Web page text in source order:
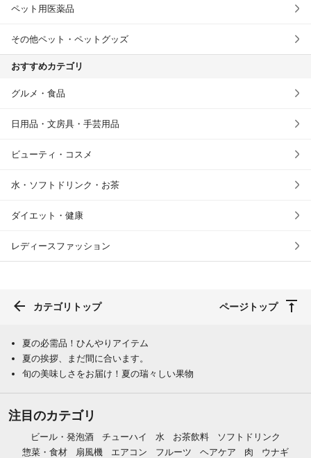
ペット用医薬品
その他ペット・ペットグッズ
おすすめカテゴリ
グルメ・食品
日用品・文房具・手芸用品
ビューティ・コスメ
水・ソフトドリンク・お茶
ダイエット・健康
レディースファッション
カテゴリトップ ページトップ
夏の必需品！ひんやりアイテム
夏の挨拶、まだ間に合います。
旬の美味しさをお届け！夏の瑞々しい果物
注目のカテゴリ
ビール・発泡酒 チューハイ 水 お茶飲料
ソフトドリンク
惣菜・食材
扇風機 エアコン フルーツ ヘアケア 肉 ウナギ